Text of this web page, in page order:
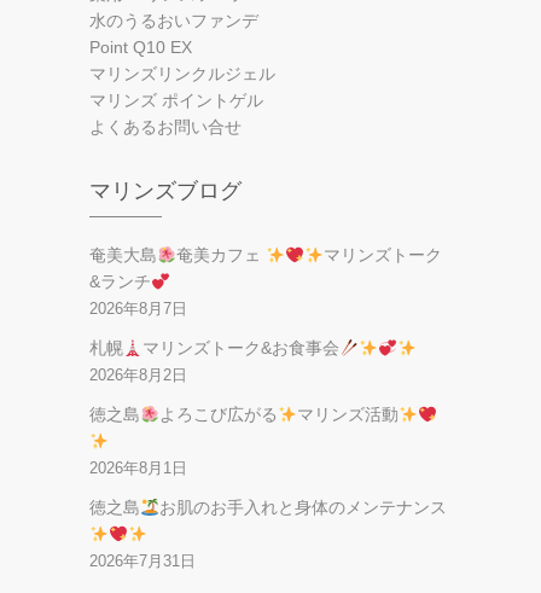
水のうるおいファンデ
Point Q10 EX
マリンズリンクルジェル
マリンズ ポイントゲル
よくあるお問い合せ
マリンズブログ
奄美大島 奄美カフェ
マリンズトーク
&ランチ
2026年8月7日
札幌 マリンズトーク&お食事会
2026年8月2日
徳之島 よろこび広がる マリンズ活動
2026年8月1日
徳之島 お肌のお手入れと身体のメンテナンス
2026年7月31日